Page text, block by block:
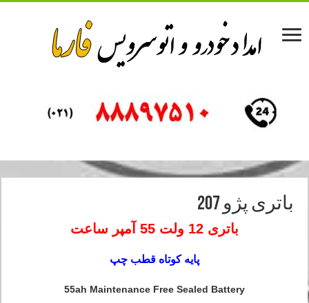
باتری پژو 207
باتری 12 ولت 55 آمپر ساعت
پایه کوتاه قطب چپ
55ah Maintenance Free Sealed Battery